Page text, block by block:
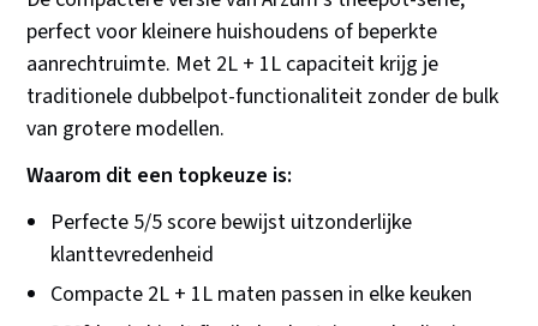
perfect voor kleinere huishoudens of beperkte
aanrechtruimte. Met 2L + 1L capaciteit krijg je
traditionele dubbelpot-functionaliteit zonder de bulk
van grotere modellen.
Waarom dit een topkeuze is:
Perfecte 5/5 score bewijst uitzonderlijke
klanttevredenheid
Compacte 2L + 1L maten passen in elke keuken